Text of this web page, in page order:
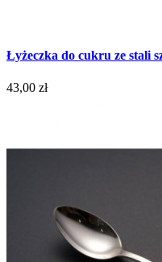
Łyżeczka do cukru ze stali
43,00 zł